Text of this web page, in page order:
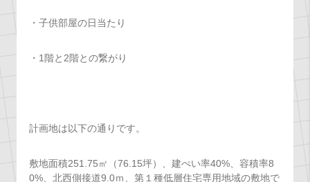
・子供部屋の日当たり
・1階と2階との繋がり
計画地は以下の通りです。
敷地面積251.75㎡（76.15坪）、建ぺい率40%、容積率8
0%、北西側接道9.0ｍ、第１種低層住宅専用地域の敷地で